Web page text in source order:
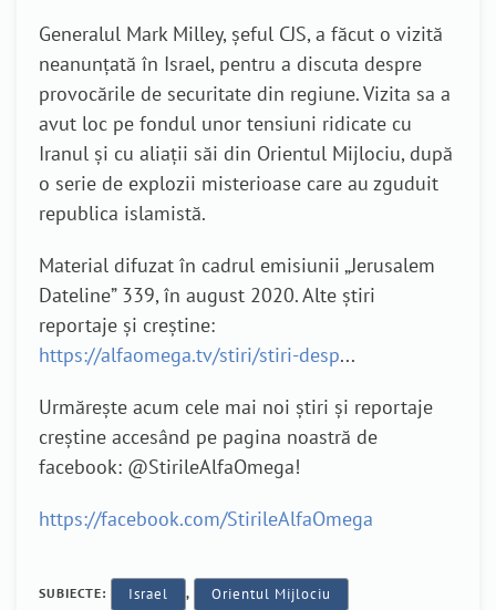
Generalul Mark Milley, șeful CJS, a făcut o vizită
neanunțată în Israel, pentru a discuta despre
provocările de securitate din regiune. Vizita sa a
avut loc pe fondul unor tensiuni ridicate cu
Iranul și cu aliații săi din Orientul Mijlociu, după
o serie de explozii misterioase care au zguduit
republica islamistă.
Material difuzat în cadrul emisiunii „Jerusalem
Dateline” 339, în august 2020. Alte știri
reportaje și creștine:
https://alfaomega.tv/stiri/stiri-desp...
Urmărește acum cele mai noi știri și reportaje
creștine accesând pe pagina noastră de
facebook: @StirileAlfaOmega!
https://facebook.com/StirileAlfaOmega
SUBIECTE: Israel , Orientul Mijlociu